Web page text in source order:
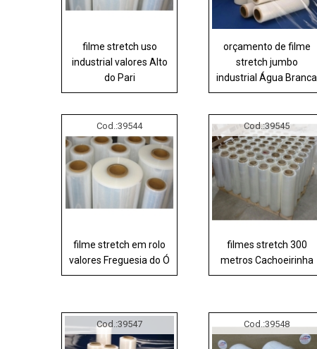
filme stretch uso
industrial valores Alto
do Pari
orçamento de filme
stretch jumbo
industrial Água Branca
Cod.:39544
filme stretch em rolo
valores Freguesia do Ó
Cod.:39545
filmes stretch 300
metros Cachoeirinha
Cod.:39547 Cod.:39548